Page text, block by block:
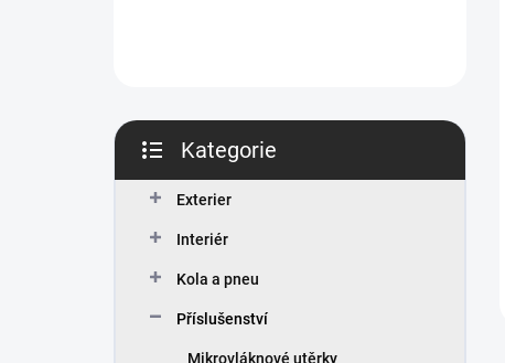
p
n
kategorie
Kategorie
Exterier
Interiér
Kola a pneu
Příslušenství
Mikrovláknové utěrky